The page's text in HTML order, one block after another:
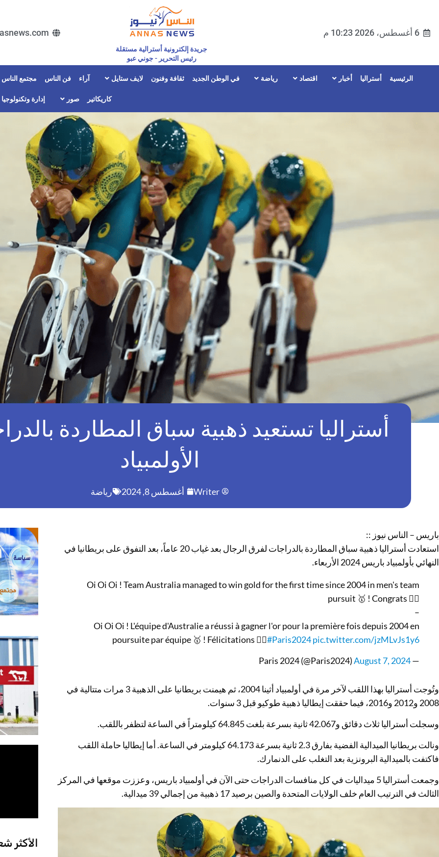
6 أغسطس، 2026 10:23 م
جريدة إلكترونية أسترالية مستقلة
رئيس التحرير - جوني عبو
الرئيسية أستراليا أخبار اقتصاد رياضة في الوطن الجديد ثقافة وفنون لايف ستايل آراء فن الناس مجتمع الناس
كاريكاتير صور إدارة وتكنولوجيا
أستراليا تستعيد ذهبية سباق المطاردة
الأولمبياد
Writer أغسطس 8, 2024 رياضة
باريس – الناس نيوز ::
استعادت أستراليا ذهبية سباق المطاردة بالدراجات لفرق الرجال بعد غياب 20 عاماً، بعد التفوق على بريطانيا في
النهائي بأولمبياد باريس 2024 الأربعاء.
Oi Oi Oi ! Team Australia managed to win gold for the first time since 2004 in men's team
pursuit 🥇 ! Congrats 🚴‍♂️
–
Oi Oi Oi ! L'équipe d'Australie a réussi à gagner l'or pour la première fois depuis 2004 en
poursuite par équipe 🥇 ! Félicitations 🚴‍♂️#Paris2024pic.twitter.com/jzMLvJs1y6
— Paris 2024 (@Paris2024)
August 7, 2024
وتُوجت أستراليا بهذا اللقب لآخر مرة في أولمبياد أثينا 2004، ثم هيمنت بريطانيا على الذهبية 3 مرات متتالية في
2008 و2012 و2016، فيما حققت إيطاليا ذهبية طوكيو قبل 3 سنوات.
وسجلت أستراليا ثلاث دقائق و42.067 ثانية بسرعة بلغت 64.845 كيلومتراً في الساعة لتظفر باللقب.
ونالت بريطانيا الميدالية الفضية بفارق 2.3 ثانية بسرعة 64.173 كيلومتر في الساعة. أما إيطاليا حاملة اللقب
فاكتفت بالميدالية البرونزية بعد التغلب على الدنمارك.
وجمعت أستراليا 5 ميداليات في كل منافسات الدراجات حتى الآن في أولمبياد باريس، وعززت موقعها في المركز
الثالث في الترتيب العام خلف الولايات المتحدة والصين برصيد 17 ذهبية من إجمالي 39 ميدالية.
الأكثر